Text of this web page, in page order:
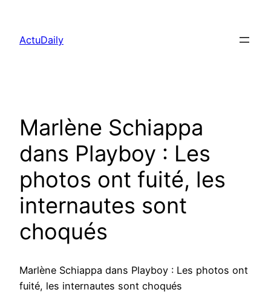
contenu
ActuDaily
Marlène Schiappa
dans Playboy : Les
photos ont fuité, les
internautes sont
choqués
Marlène Schiappa dans Playboy : Les photos ont
fuité, les internautes sont choqués